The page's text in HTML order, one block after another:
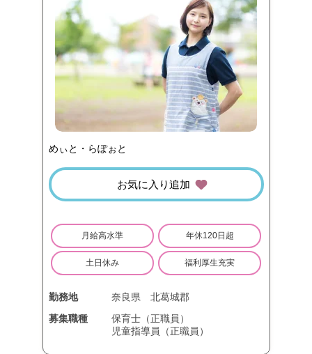
めぃと・らぽぉと
お気に入り追加
月給高水準 年休120日超
土日休み 福利厚生充実
勤務地 奈良県
北葛城郡
募集職種
保育士（正職員）
児童指導員（正職員）